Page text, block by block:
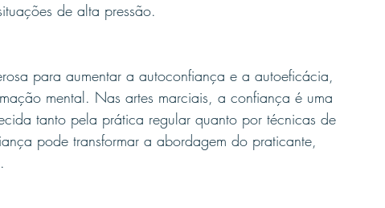
de alta pressão.
para aumentar a autoconfiança e a autoeficácia,
mental. Nas artes marciais, a confiança é uma
tanto pela prática regular quanto por técnicas de
pode transformar a abordagem do praticante,